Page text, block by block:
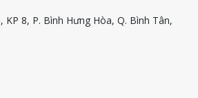
8, P. Bình Hưng Hòa, Q. Bình Tân,